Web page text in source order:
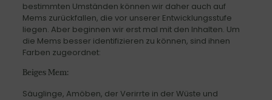
bestimmten Umständen können wir daher auch auf
Mems zurückfallen, die vor unserer Entwicklungsstufe
liegen. Aber beginnen wir erst mal mit den Inhalten. Um
die Mems besser identifizieren zu können, sind ihnen
Farben zugeordnet:
Beiges Mem:
Säuglinge, Amöben, der Verirrte in der Wüste und